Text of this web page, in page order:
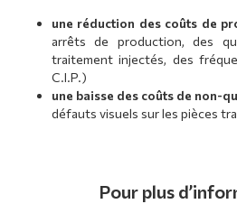
une réduction des coûts de
arrêts de production, des
traitement injectés, des
C.I.P.)
une baisse des coûts de non-
défauts visuels sur les pièces
Pour plus